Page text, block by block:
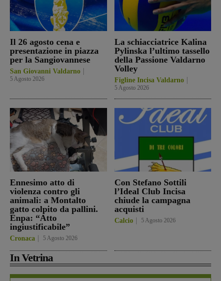
Il 26 agosto cena e
presentazione in piazza
per la Sangiovannese
San Giovanni Valdarno
5 Agosto 2026
La schiacciatrice Kalina
Pylinska l’ultimo tassello
della Passione Valdarno
Volley
Figline Incisa Valdarno
5 Agosto 2026
Ennesimo atto di
violenza contro gli
animali: a Montalto
gatto colpito da pallini.
Enpa: “Atto
ingiustificabile”
Cronaca 5 Agosto 2026
Con Stefano Sottili
l’Ideal Club Incisa
chiude la campagna
acquisti
Calcio 5 Agosto 2026
In Vetrina